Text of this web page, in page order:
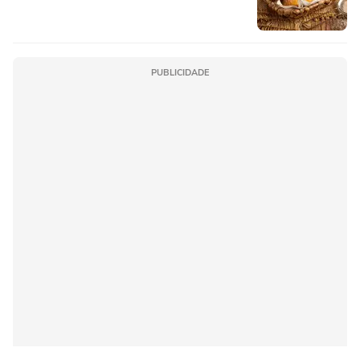
PUBLICIDADE